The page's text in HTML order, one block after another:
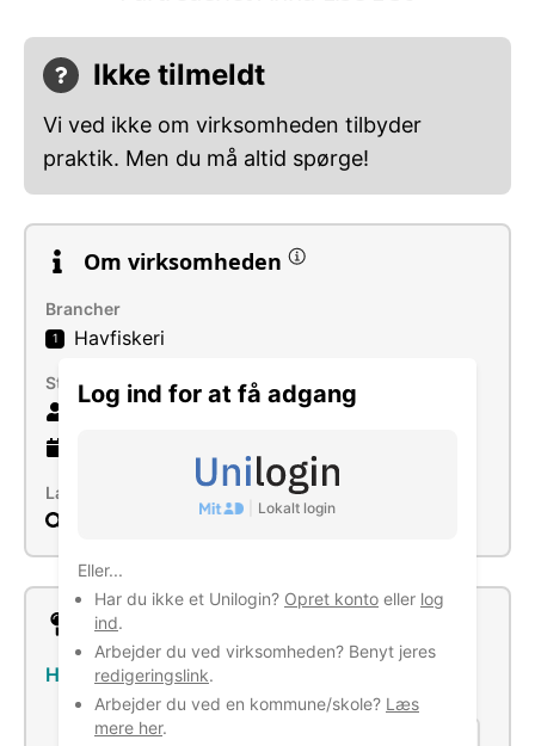
Log ind for at få adgang
Lokalt login
Eller...
Har du ikke et Unilogin? Opret konto eller log
ind.
Arbejder du ved virksomheden? Benyt jeres
redigeringslink.
Arbejder du ved en kommune/skole? Læs
mere her.
Ikke tilmeldt
Vi ved ikke om virksomheden tilbyder
praktik. Men du må altid spørge!
Om virksomheden
Brancher
1 Havfiskeri
Størrelse
10 ansatte
Læs mere
Lokation
Havnegade 26, 7680 Thyborøn